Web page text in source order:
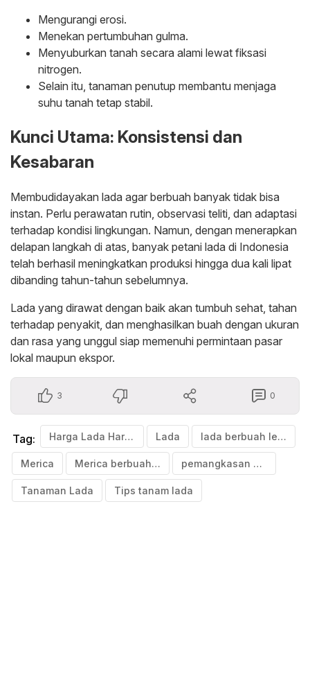
Mengurangi erosi.
Menekan pertumbuhan gulma.
Menyuburkan tanah secara alami lewat fiksasi
nitrogen.
Selain itu, tanaman penutup membantu menjaga
suhu tanah tetap stabil.
Kunci Utama: Konsistensi dan
Kesabaran
Membudidayakan lada agar berbuah banyak tidak bisa
instan. Perlu perawatan rutin, observasi teliti, dan adaptasi
terhadap kondisi lingkungan. Namun, dengan menerapkan
delapan langkah di atas, banyak petani lada di Indonesia
telah berhasil meningkatkan produksi hingga dua kali lipat
dibanding tahun-tahun sebelumnya.
Lada yang dirawat dengan baik akan tumbuh sehat, tahan
terhadap penyakit, dan menghasilkan buah dengan ukuran
dan rasa yang unggul siap memenuhi permintaan pasar
lokal maupun ekspor.
3 0
Tag: Harga Lada Hari Ini Lada lada berbuah lebat
Merica Merica berbuah lebat pemangkasan merica
Tanaman Lada Tips tanam lada